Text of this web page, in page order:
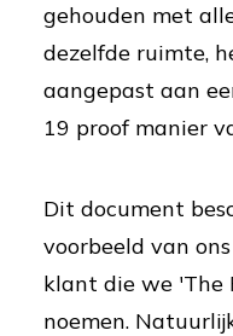
gehouden met
dezelfde ruimte,
aangepast aan
19 proof manier
Dit document
voorbeeld van
klant die we 'The
noemen.